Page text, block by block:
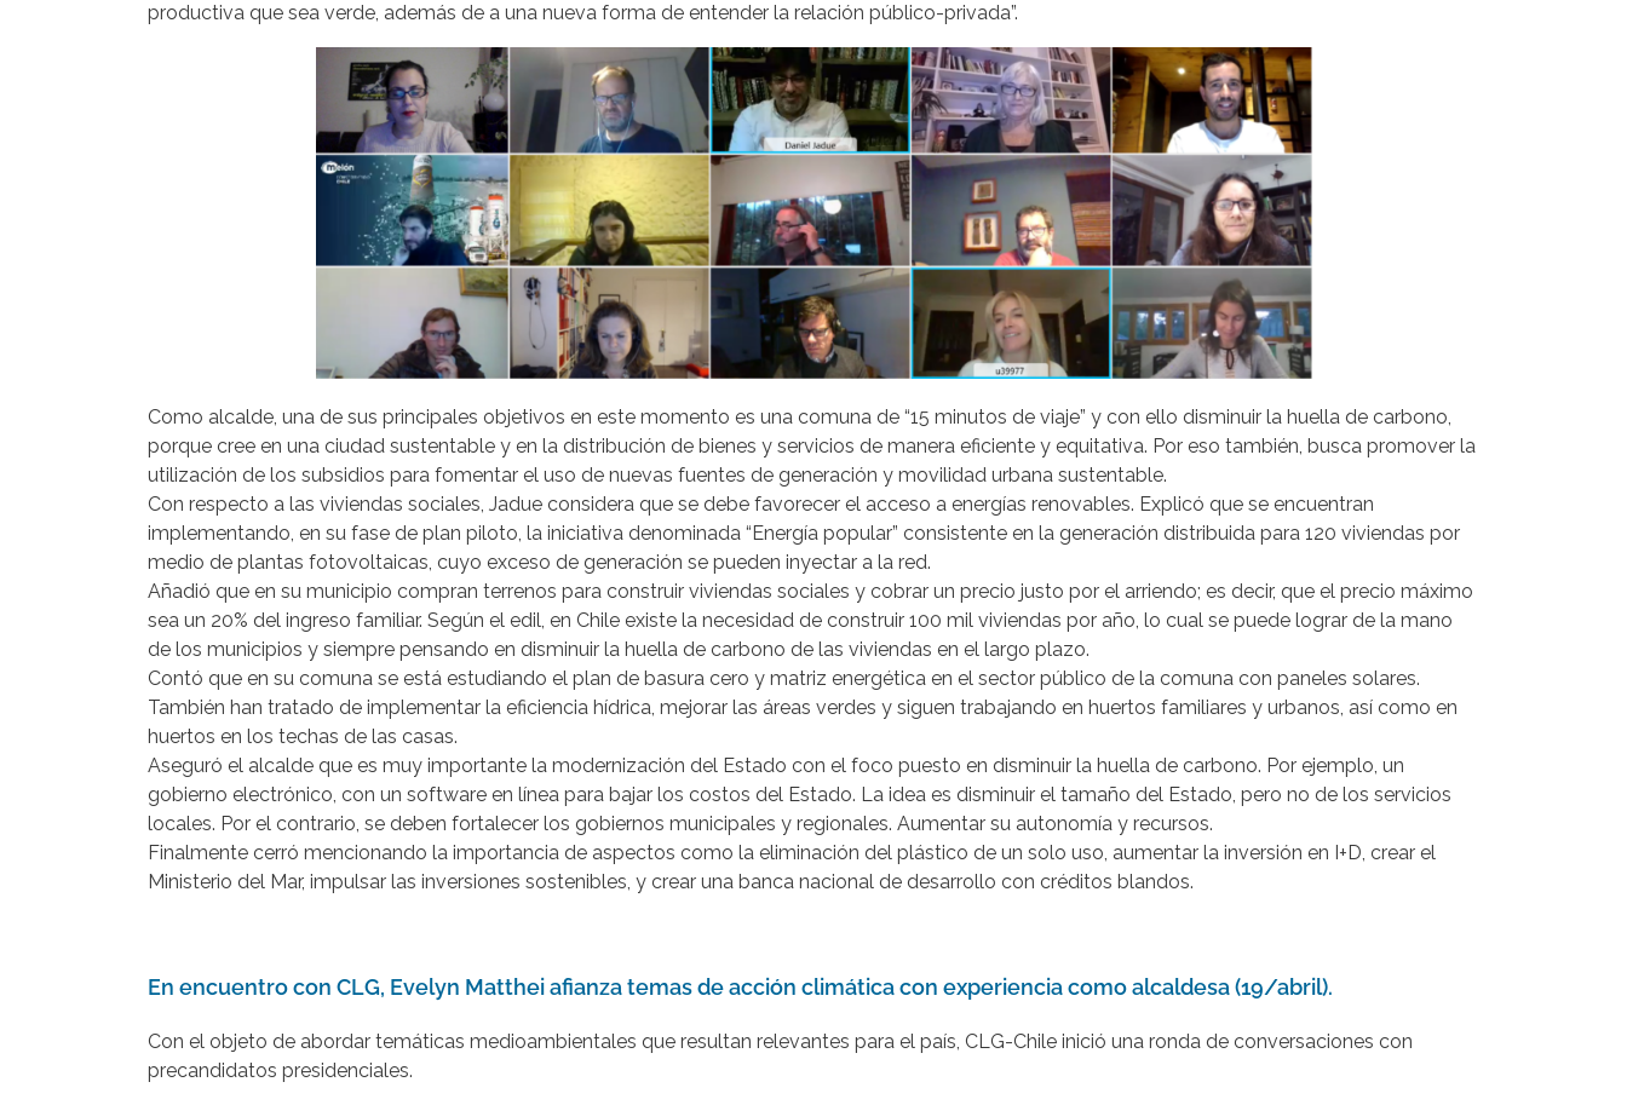
productiva que sea verde, además de a una nueva forma de entender la relación público-privada”.
Como alcalde, una de sus principales objetivos en este momento es una comuna de “15 minutos de viaje” y con ello disminuir la huella de carbono,
porque cree en una ciudad sustentable y en la distribución de bienes y servicios de manera eficiente y equitativa. Por eso también, busca promover la
utilización de los subsidios para fomentar el uso de nuevas fuentes de generación y movilidad urbana sustentable.
Con respecto a las viviendas sociales, Jadue considera que se debe favorecer el acceso a energías renovables. Explicó que se encuentran
implementando, en su fase de plan piloto, la iniciativa denominada “Energía popular” consistente en la generación distribuida para 120 viviendas por
medio de plantas fotovoltaicas, cuyo exceso de generación se pueden inyectar a la red.
Añadió que en su municipio compran terrenos para construir viviendas sociales y cobrar un precio justo por el arriendo; es decir, que el precio máximo
sea un 20% del ingreso familiar. Según el edil, en Chile existe la necesidad de construir 100 mil viviendas por año, lo cual se puede lograr de la mano
de los municipios y siempre pensando en disminuir la huella de carbono de las viviendas en el largo plazo.
Contó que en su comuna se está estudiando el plan de basura cero y matriz energética en el sector público de la comuna con paneles solares.
También han tratado de implementar la eficiencia hídrica, mejorar las áreas verdes y siguen trabajando en huertos familiares y urbanos, así como en
huertos en los techas de las casas.
Aseguró el alcalde que es muy importante la modernización del Estado con el foco puesto en disminuir la huella de carbono. Por ejemplo, un
gobierno electrónico, con un software en línea para bajar los costos del Estado. La idea es disminuir el tamaño del Estado, pero no de los servicios
locales. Por el contrario, se deben fortalecer los gobiernos municipales y regionales. Aumentar su autonomía y recursos.
Finalmente cerró mencionando la importancia de aspectos como la eliminación del plástico de un solo uso, aumentar la inversión en I+D, crear el
Ministerio del Mar, impulsar las inversiones sostenibles, y crear una banca nacional de desarrollo con créditos blandos.
En encuentro con CLG, Evelyn Matthei afianza temas de acción climática con experiencia como alcaldesa (19/abril).
Con el objeto de abordar temáticas medioambientales que resultan relevantes para el país, CLG-Chile inició una ronda de conversaciones con
precandidatos presidenciales.